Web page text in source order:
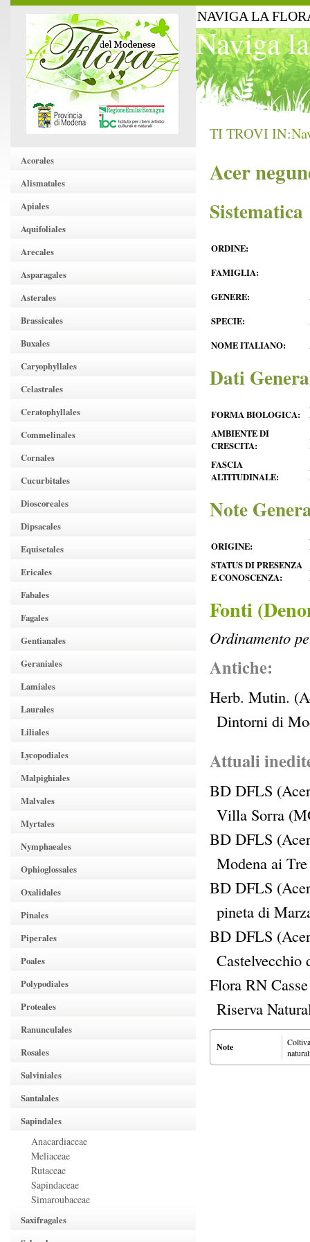
Acorales
Alismatales
Apiales
Aquifoliales
Arecales
Asparagales
Asterales
Brassicales
Buxales
Caryophyllales
Celastrales
Ceratophyllales
Commelinales
Cornales
Cucurbitales
Dioscoreales
Dipsacales
Equisetales
Ericales
Fabales
Fagales
Gentianales
Geraniales
Lamiales
Laurales
Liliales
Lycopodiales
Malpighiales
Malvales
Myrtales
Nymphaeales
Ophioglossales
Oxalidales
Pinales
Piperales
Poales
Polypodiales
Proteales
Ranunculales
Rosales
Salviniales
Santalales
Sapindales
Anacardiaceae
Meliaceae
Rutaceae
Sapindaceae
Simaroubaceae
Saxifragales
NAVIGA LA
Naviga
TI TROVI IN:
Acer
Sistematica
ORDINE:
FAMIGLIA:
GENERE:
SPECIE:
NOME ITALIANO:
Dati
FORMA BIOLOGICA:
AMBIENTE DI
CRESCITA:
FASCIA
ALTITUDINALE:
Note
ORIGINE:
STATUS DI PRESENZA
E CONOSCENZA:
Fonti
Ordinamento
Antiche:
Herb. Mutin.
Dintorni di
Attuali
BD DFLS
Villa Sorra
BD DFLS
Modena ai
BD DFLS
pineta di
BD DFLS
Castelvecchio
Flora RN
Riserva
Note